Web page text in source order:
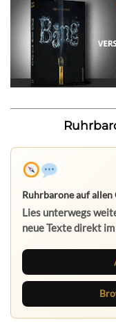
Ruhrbarone auf allen
Lies unterwegs
neue Texte direkt